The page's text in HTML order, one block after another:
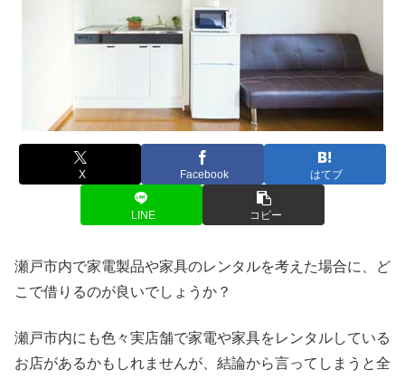
X Facebook はてブ
LINE コピー
瀬戸市内で家電製品や家具のレンタルを考えた場合に、ど
こで借りるのが良いでしょうか？
瀬戸市内にも色々実店舗で家電や家具をレンタルしている
お店があるかもしれませんが、結論から言ってしまうと全